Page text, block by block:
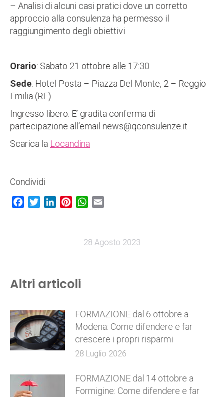
– Analisi di alcuni casi pratici dove un corretto
approccio alla consulenza ha permesso il
raggiungimento degli obiettivi
Orario: Sabato 21 ottobre alle 17:30
Sede: Hotel Posta – Piazza Del Monte, 2 – Reggio
Emilia (RE)
Ingresso libero. E’ gradita conferma di
partecipazione all’email news@qconsulenze.it
Scarica la Locandina
Condividi
Facebook
TwitterLinkedInPinterestWhatsApp
28 Agosto 2023
Altri articoli
FORMAZIONE dal 6 ottobre a
Modena: Come difendere e far
crescere i propri risparmi
28 Luglio 2026
FORMAZIONE dal 14 ottobre a
Formigine: Come difendere e far